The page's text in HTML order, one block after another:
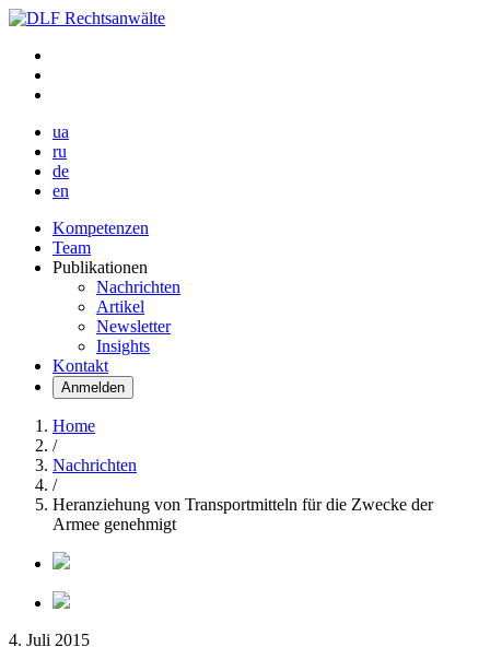
ua
ru
de
en
Kompetenzen
Team
Publikationen
Nachrichten
Artikel
Newsletter
Insights
Kontakt
Anmelden
Home
/
Nachrichten
/
Heranziehung von Transportmitteln für die Zwecke der
Armee genehmigt
4. Juli 2015